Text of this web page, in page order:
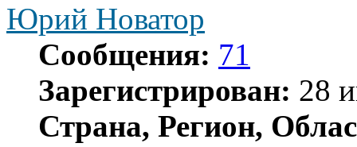
Юрий Новатор
Сообщения: 71
Зарегистрирован: 28
Страна, Регион,